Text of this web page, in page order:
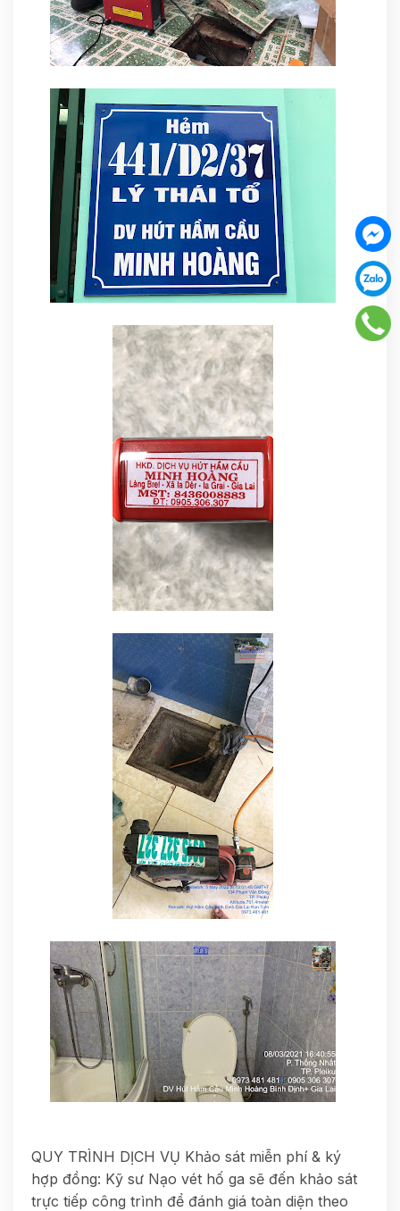
QUY TRÌNH DỊCH VỤ Khảo sát miễn phí & ký
hợp đồng: Kỹ sư Nạo vét hố ga sẽ đến khảo sát
trực tiếp công trình để đánh giá toàn diện theo